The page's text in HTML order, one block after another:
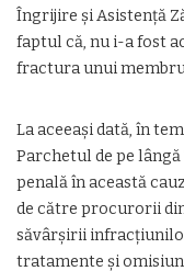
Îngrijire și Asistență
faptul că, nu i-a fost
fractura unui
La aceeași dată, în
Parchetul de pe
penală în această
de către procurorii
săvârșirii
tratamente și